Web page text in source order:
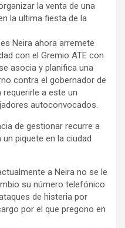
la venta de una
la ultima fiesta de la
Neira ahora arremete
con el Gremio ATE con
asocia y planifica una
contra el gobernador de
a este un
autoconvocados.
de gestionar recurre a
piquete en la ciudad
a Neira no se le
su número telefónico
de histeria por
por el que pregono en